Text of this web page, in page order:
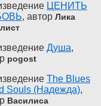
ЦЕНИТЬ
, автор Лика
Душа,
pogost
The Blues
Souls (Надежда),
Василиса